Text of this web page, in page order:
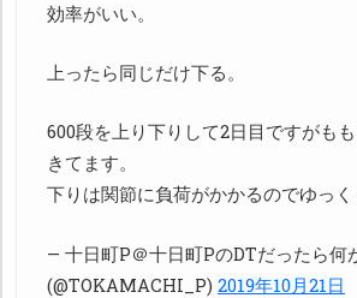
効率がいい。
上ったら同じだけ下る。
600段を上り下りして2日目ですがも
きてます。
下りは関節に負荷がかかるのでゆっく
— 十日町P＠十日町PのDTだったら何
(@TOKAMACHI_P) 2019年10月21日